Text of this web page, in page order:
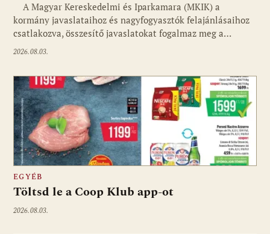
A Magyar Kereskedelmi és Iparkamara (MKIK) a
kormány javaslataihoz és nagyfogyasztók felajánlásaihoz
csatlakozva, összesítő javaslatokat fogalmaz meg a…
2026.08.03.
EGYÉB
Töltsd le a Coop Klub app-ot
2026.08.03.